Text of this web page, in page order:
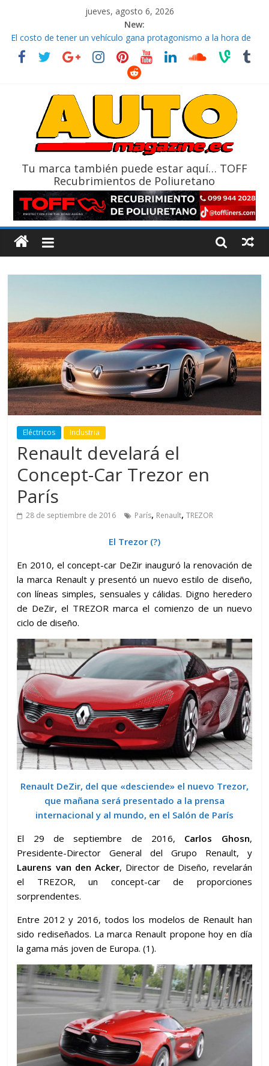
jueves, agosto 6, 2026
New:
El costo de tener un vehículo gana protagonismo a la hora de
decidir
Ultima película ‘Spider‑Man: Brand New Day’ pone en escena a
La Vuelta al Ecuador 2026, edición 47ª, recorre 7 provincias en 8
La FEDAK recibe 12 Sinotruk Bolden para cubrir las rutas de La
Tu marca también puede estar aquí… TOFF
Recubrimientos de Poliuretano
Eléctricos Industria
Renault develará el
Concept-Car Trezor en
París
28 de septiembre de 2016 París, Renault,TREZOR
El Trezor (?)
En 2010, el concept-car DeZir inauguró la renovación de
la marca Renault y presentó un nuevo estilo de diseño,
con líneas simples, sensuales y cálidas. Digno heredero
de DeZir, el TREZOR marca el comienzo de un nuevo
ciclo de diseño.
Renault DeZir, del que «desciende» el nuevo Trezor,
que mañana será presentado a la prensa
internacional y al mundo, en el Salón de París
El 29 de septiembre de 2016, Carlos Ghosn,
Presidente-Director General del Grupo Renault, y
Laurens van den Acker, Director de Diseño, revelarán
el TREZOR, un concept-car de proporciones
sorprendentes.
Entre 2012 y 2016, todos los modelos de Renault han
sido rediseñados. La marca Renault propone hoy en día
la gama más joven de Europa. (1).